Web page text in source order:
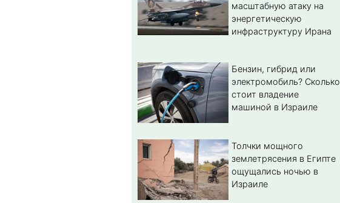
масштабную атаку на
энергетическую
инфраструктуру Ирана
Бензин, гибрид или
электромобиль? Cколько
стоит владение
машиной в Израиле
Толчки мощного
землетрясения в Египте
ощущались ночью в
Израиле